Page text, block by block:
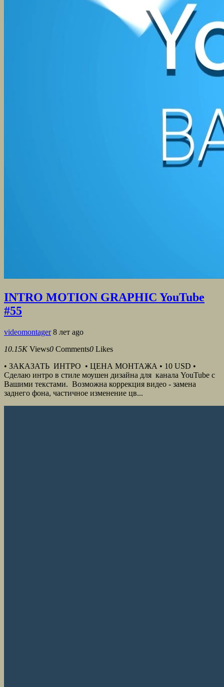
INTRO MOTION GRAPHIC YouTube
#55
videomontager 8 лет ago
10.15K Views0 Comments0 Likes
• ЗАКАЗАТЬ ИНТРО • ЦЕНА МОНТАЖА • 10 USD •
Сделаю интро в стиле моушен дизайна для канала YouTube с
Вашими текстами. Возможна коррекция видео - замена
заднего фона, частичное изменение цв...